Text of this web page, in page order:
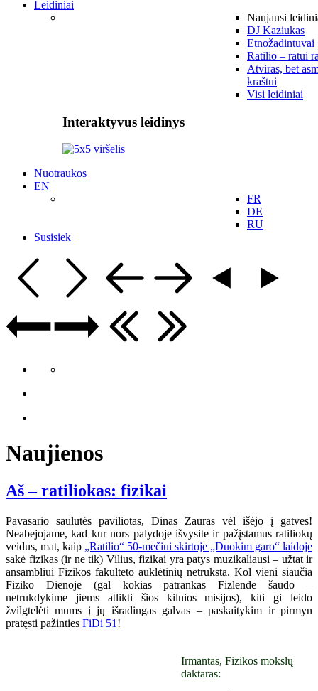
Leidiniai
Naujausi
DJ Kaziukas
Etnožadintuvai
Ratilio – ratui
Atviras, bet
kraštui
Visi leidiniai
Interaktyvus leidinys
Nuotraukos
EN
FR
DE
RU
Susisiek
Naujienos
Aš – ratiliokas: fizikai
Pavasario saulutės paviliotas, Dinas Zauras vėl išėjo į gatves!
Neabejojame, kad kur nors palydoje išvysite ir pažįstamus ratiliokų
veidus, mat, kaip „Ratilio“ 50-mečiui skirtoje „Duokim garo“ laidoje
sakė fizikas (ir ne tik) Vilius, fizikai yra patys muzikaliausi – užtat ir
ansambliui Fizikos fakulteto auklėtinių netrūksta. Kol vieni siaučia
Fiziko Dienoje (gal kokias patrankas Fizlende šaudo –
netrukdykime jiems atlikti šios kilnios misijos), kiti gi leido
žvilgtelėti mums į jų išradingas galvas – paskaitykim ir pirmyn
pratęsti pažinties FiDi 51 !
Irmantas, Fizikos mokslų
daktaras: